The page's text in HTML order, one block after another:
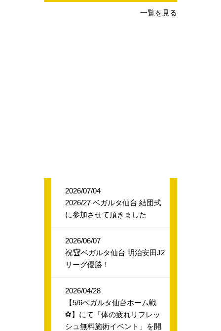
一覧を見る
2026/07/04
2026/27 ベガルタ仙台 結団式
に参加させて頂きました
2026/06/07
祝🏆ベガルタ仙台 明治安田J2
リーグ優勝！
2026/04/28
【5/6ベガルタ仙台ホーム戦
⚽】にて「体の疲れリフレッ
シュ無料施術イベント」を開